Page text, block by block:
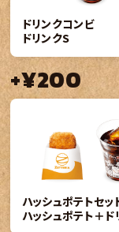
ドリンクコンビ
ドリンクS
+¥200
ハッシュポテトセッ
ハッシュポテト＋ド